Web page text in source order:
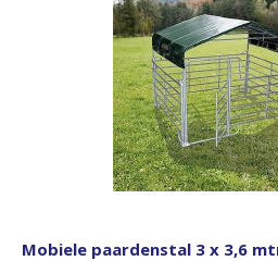
Mobiele paardenstal 3 x 3,6